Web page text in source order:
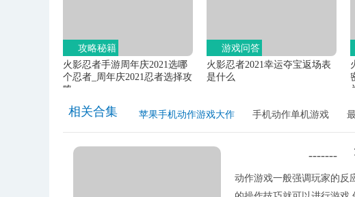
火影忍者手游周年庆2021选哪
个忍者_周年庆2021忍者选择攻
略
攻略秘籍
火影忍者2021幸运夺宝返场表
是什么
游戏问答
相关合集 苹果手机动作游戏大作 手机动作单机游戏
-------
动作游戏一般强调玩家的反